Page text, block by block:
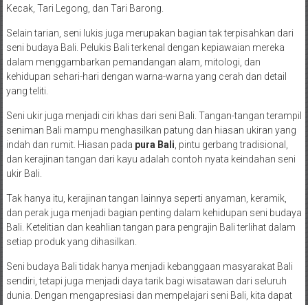
Kecak, Tari Legong, dan Tari Barong.
Selain tarian, seni lukis juga merupakan bagian tak terpisahkan dari
seni budaya Bali. Pelukis Bali terkenal dengan kepiawaian mereka
dalam menggambarkan pemandangan alam, mitologi, dan
kehidupan sehari-hari dengan warna-warna yang cerah dan detail
yang teliti.
Seni ukir juga menjadi ciri khas dari seni Bali. Tangan-tangan terampil
seniman Bali mampu menghasilkan patung dan hiasan ukiran yang
indah dan rumit. Hiasan pada pura Bali , pintu gerbang tradisional,
dan kerajinan tangan dari kayu adalah contoh nyata keindahan seni
ukir Bali.
Tak hanya itu, kerajinan tangan lainnya seperti anyaman, keramik,
dan perak juga menjadi bagian penting dalam kehidupan seni budaya
Bali. Ketelitian dan keahlian tangan para pengrajin Bali terlihat dalam
setiap produk yang dihasilkan.
Seni budaya Bali tidak hanya menjadi kebanggaan masyarakat Bali
sendiri, tetapi juga menjadi daya tarik bagi wisatawan dari seluruh
dunia. Dengan mengapresiasi dan mempelajari seni Bali, kita dapat